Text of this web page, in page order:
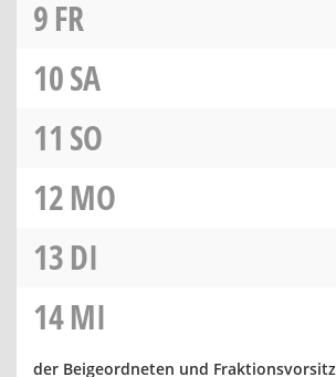
9FR
10SA
11 SO
12MO
13DI
14MI
der Beigeordneten und